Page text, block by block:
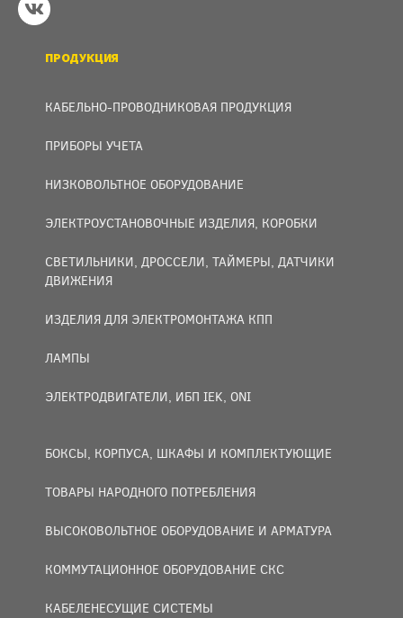
ПРОДУКЦИЯ
КАБЕЛЬНО-ПРОВОДНИКОВАЯ ПРОДУКЦИЯ
ПРИБОРЫ УЧЕТА
НИЗКОВОЛЬТНОЕ ОБОРУДОВАНИЕ
ЭЛЕКТРОУСТАНОВОЧНЫЕ ИЗДЕЛИЯ, КОРОБКИ
СВЕТИЛЬНИКИ, ДРОССЕЛИ, ТАЙМЕРЫ, ДАТЧИКИ
ДВИЖЕНИЯ
ИЗДЕЛИЯ ДЛЯ ЭЛЕКТРОМОНТАЖА КПП
ЛАМПЫ
ЭЛЕКТРОДВИГАТЕЛИ, ИБП IEK, ONI
БОКСЫ, КОРПУСА, ШКАФЫ И КОМПЛЕКТУЮЩИЕ
ТОВАРЫ НАРОДНОГО ПОТРЕБЛЕНИЯ
ВЫСОКОВОЛЬТНОЕ ОБОРУДОВАНИЕ И АРМАТУРА
КОММУТАЦИОННОЕ ОБОРУДОВАНИЕ СКС
КАБЕЛЕНЕСУЩИЕ СИСТЕМЫ